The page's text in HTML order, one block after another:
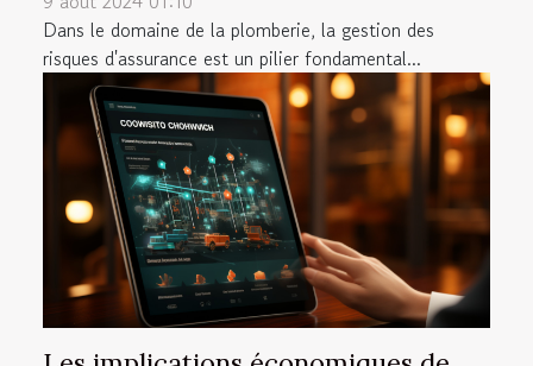
Dans le domaine de la plomberie, la gestion des
risques d'assurance est un pilier fondamental...